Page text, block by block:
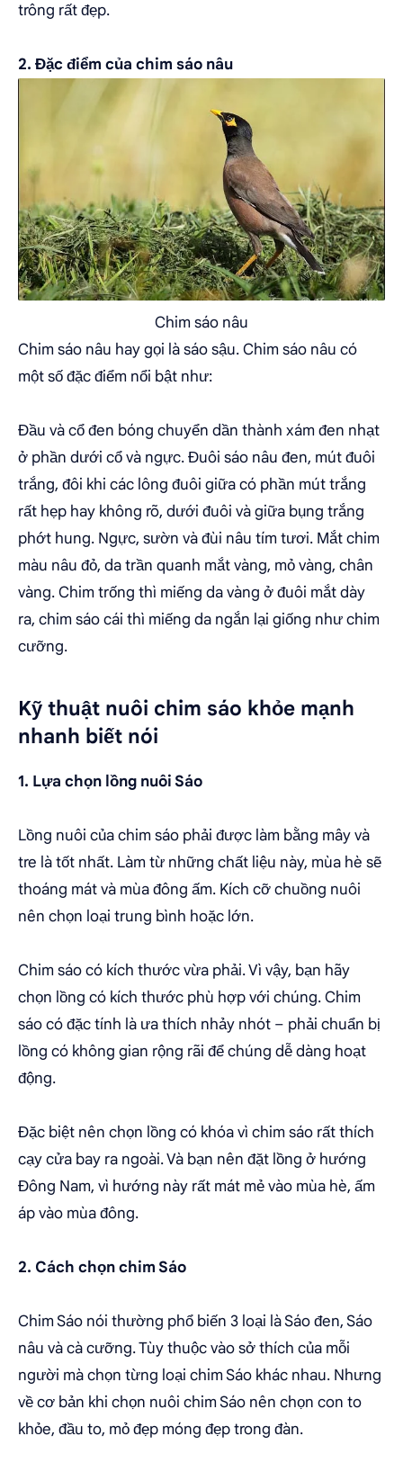
trông rất đẹp.
2. Đặc điểm của chim sáo nâu
Chim sáo nâu
Chim sáo nâu hay gọi là sáo sậu. Chim sáo nâu có
một số đặc điểm nổi bật như:
Đầu và cổ đen bóng chuyển dần thành xám đen nhạt
ở phần dưới cổ và ngực. Đuôi sáo nâu đen, mút đuôi
trắng, đôi khi các lông đuôi giữa có phần mút trắng
rất hẹp hay không rõ, dưới đuôi và giữa bụng trắng
phớt hung. Ngực, sườn và đùi nâu tím tươi. Mắt chim
màu nâu đỏ, da trần quanh mắt vàng, mỏ vàng, chân
vàng. Chim trống thì miếng da vàng ở đuôi mắt dày
ra, chim sáo cái thì miếng da ngắn lại giống như chim
cưỡng.
Kỹ thuật nuôi chim sáo khỏe mạnh
nhanh biết nói
1. Lựa chọn lồng nuôi Sáo
Lồng nuôi của chim sáo phải được làm bằng mây và
tre là tốt nhất. Làm từ những chất liệu này, mùa hè sẽ
thoáng mát và mùa đông ấm. Kích cỡ chuồng nuôi
nên chọn loại trung bình hoặc lớn.
Chim sáo có kích thước vừa phải. Vì vậy, bạn hãy
chọn lồng có kích thước phù hợp với chúng. Chim
sáo có đặc tính là ưa thích nhảy nhót – phải chuẩn bị
lồng có không gian rộng rãi để chúng dễ dàng hoạt
động.
Đặc biệt nên chọn lồng có khóa vì chim sáo rất thích
cạy cửa bay ra ngoài. Và bạn nên đặt lồng ở hướng
Đông Nam, vì hướng này rất mát mẻ vào mùa hè, ấm
áp vào mùa đông.
2. Cách chọn chim Sáo
Chim Sáo nói thường phổ biến 3 loại là Sáo đen, Sáo
nâu và cà cưỡng. Tùy thuộc vào sở thích của mỗi
người mà chọn từng loại chim Sáo khác nhau. Nhưng
về cơ bản khi chọn nuôi chim Sáo nên chọn con to
khỏe, đầu to, mỏ đẹp móng đẹp trong đàn.